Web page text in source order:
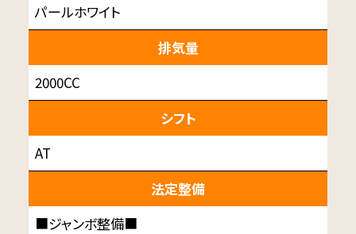
パールホワイト
排気量
2000CC
シフト
AT
法定整備
■ジャンボ整備■